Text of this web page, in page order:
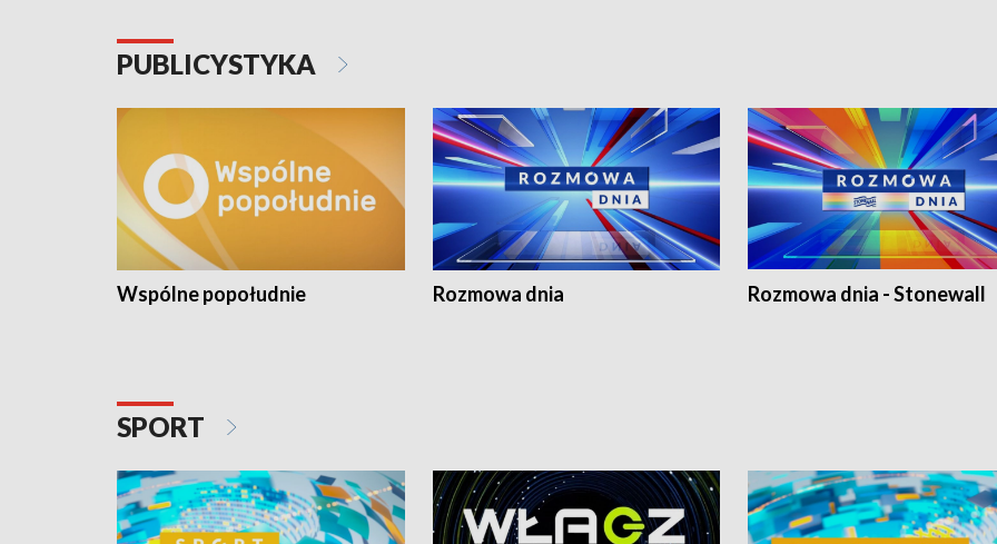
PUBLICYSTYKA
Wspólne popołudnie Rozmowa dnia Rozmowa dnia - Stonewall
SPORT